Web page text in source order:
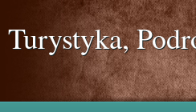
Turystyka,